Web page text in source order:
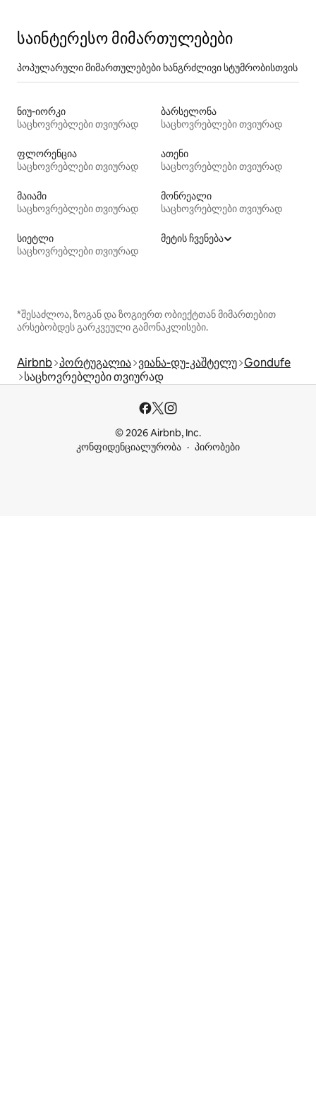
საინტერესო მიმართულებები
პოპულარული მიმართულებები ხანგრძლივი სტუმრობისთვის
ნიუ-იორკი
საცხოვრებლები თვიურად
ბარსელონა
საცხოვრებლები თვიურად
ფლორენცია
საცხოვრებლები თვიურად
ათენი
საცხოვრებლები თვიურად
მაიამი
საცხოვრებლები თვიურად
მონრეალი
საცხოვრებლები თვიურად
სიეტლი
საცხოვრებლები თვიურად
მეტის ჩვენება
*შესაძლოა, ზოგან და ზოგიერთ ობიექტთან მიმართებით
არსებობდეს გარკვეული გამონაკლისები.
Airbnb პორტუგალია ვიანა-დუ-კაშტელუ Gondufe
საცხოვრებლები თვიურად
© 2026 Airbnb, Inc.
კონფიდენციალურობა
პირობები